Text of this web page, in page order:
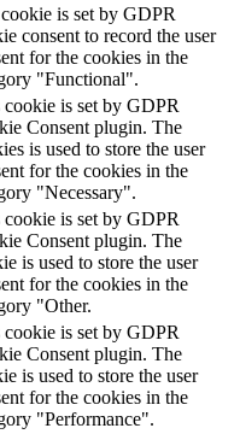
is set by GDPR
consent to record the user
for the cookies in the
"Functional".
is set by GDPR
Consent plugin. The
is used to store the user
for the cookies in the
"Necessary".
is set by GDPR
Consent plugin. The
is used to store the user
for the cookies in the
"Other.
is set by GDPR
Consent plugin. The
is used to store the user
for the cookies in the
"Performance".